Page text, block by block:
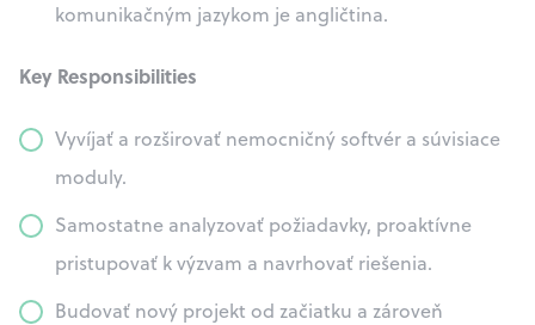
komunikačným jazykom je angličtina.
Key Responsibilities
Vyvíjať a rozširovať nemocničný softvér a súvisiace
moduly.
Samostatne analyzovať požiadavky, proaktívne
pristupovať k výzvam a navrhovať riešenia.
Budovať nový projekt od začiatku a zároveň